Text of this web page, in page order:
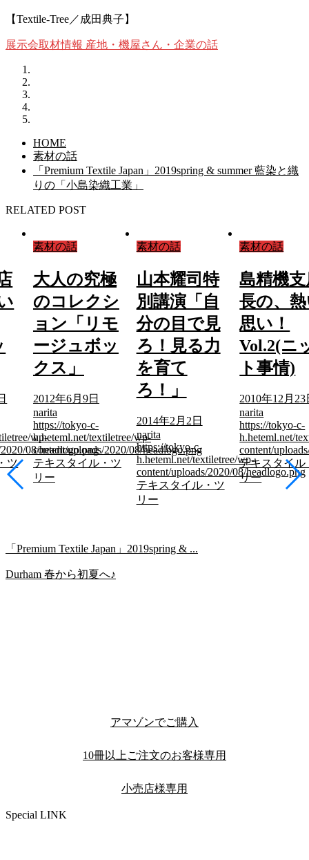
【Textile-Tree／成田典子】
展示会取材情報 産地・機屋さん・企業の話
HOME
素材の話
「Premium Textile Japan」2019spring & summer 藍染と織
りの「小島染織工業」
RELATED POST
wp-
08/headlogo.png
ツ
素材の話
大人の究極
のコレクシ
ョン「リモ
ージュボッ
クス」
2012年6月9日
narita
https://tokyo-c-
h.heteml.net/textiletree/wp-
content/uploads/2020/08/headlogo.png
テキスタイル・ツ
リー
素材の話
山本耀司特
別講演「自
分の目で見
ろ！見る力
を育て
ろ！」
2014年2月2日
narita
https://tokyo-c-
h.heteml.net/textiletree/wp-
content/uploads/2020/08/headlogo.png
テキスタイル・ツ
リー
素材の話
島精機
長の、
思い！
Vol.2(ニ
ト事情)
2010年12月23
narita
https://tokyo-c-
h.heteml.net/
content/
テキスタイル
リー
「Premium Textile Japan」2019spring & ...
Durham 春から初夏へ♪
アマゾンでご購入
10冊以上ご注文のお客様専用
小売店様専用
Special LINK